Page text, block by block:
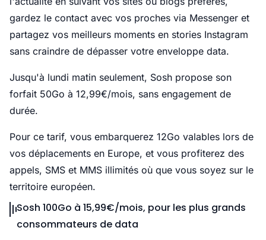
gardez le contact avec vos proches via Messenger et
partagez vos meilleurs moments en stories Instagram
sans craindre de dépasser votre enveloppe data.
Jusqu'à lundi matin seulement, Sosh propose son
forfait 50Go à 12,99€/mois, sans engagement de
durée.
Pour ce tarif, vous embarquerez 12Go valables lors de
vos déplacements en Europe, et vous profiterez des
appels, SMS et MMS illimités où que vous soyez sur le
territoire européen.
Sosh 100Go à 15,99€/mois, pour les plus grands
consommateurs de data